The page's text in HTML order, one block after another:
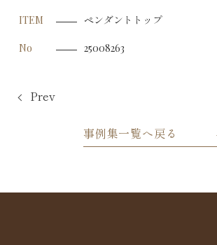
ITEM ペンダントトップ
No 25008263
Prev
事例集一覧へ戻る